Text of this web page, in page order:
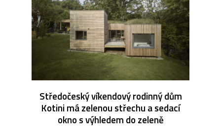
Středočeský víkendový rodinný dům
Kotini má zelenou střechu a sedací
okno s výhledem do zeleně